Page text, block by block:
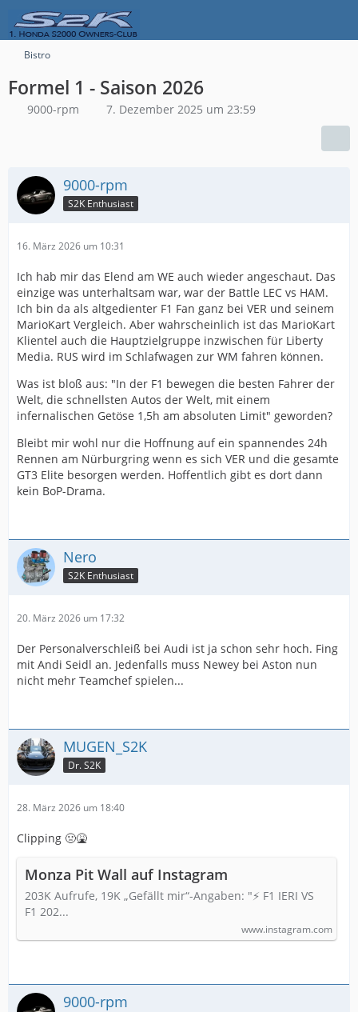
Bistro
Formel 1 - Saison 2026
9000-rpm 7. Dezember 2025 um 23:59
9000-rpm
S2K Enthusiast
16. März 2026 um 10:31
Ich hab mir das Elend am WE auch wieder angeschaut. Das
einzige was unterhaltsam war, war der Battle LEC vs HAM.
Ich bin da als altgedienter F1 Fan ganz bei VER und seinem
MarioKart Vergleich. Aber wahrscheinlich ist das MarioKart
Klientel auch die Hauptzielgruppe inzwischen für Liberty
Media. RUS wird im Schlafwagen zur WM fahren können.
Was ist bloß aus: "In der F1 bewegen die besten Fahrer der
Welt, die schnellsten Autos der Welt, mit einem
infernalischen Getöse 1,5h am absoluten Limit" geworden?
Bleibt mir wohl nur die Hoffnung auf ein spannendes 24h
Rennen am Nürburgring wenn es sich VER und die gesamte
GT3 Elite besorgen werden. Hoffentlich gibt es dort dann
kein BoP-Drama.
Nero
S2K Enthusiast
20. März 2026 um 17:32
Der Personalverschleiß bei Audi ist ja schon sehr hoch. Fing
mit Andi Seidl an. Jedenfalls muss Newey bei Aston nun
nicht mehr Teamchef spielen...
MUGEN_S2K
Dr. S2K
28. März 2026 um 18:40
Clipping 🤢🤮
Monza Pit Wall auf Instagram
203K Aufrufe, 19K „Gefällt mir“-Angaben: "⚡ F1 IERI VS
F1 202...
www.instagram.com
9000-rpm